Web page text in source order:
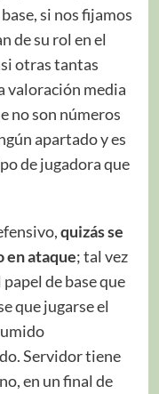
si nos fijamos
de su rol en el
otras tantas
valoración media
no son números
apartado y es
de jugadora que
quizás se
en ataque; tal vez
de base que
que jugarse el
Servidor tiene
en un final de